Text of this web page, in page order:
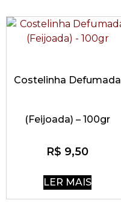
Costelinha Defumada
(Feijoada) – 100gr
R$ 9,50
LER MAIS